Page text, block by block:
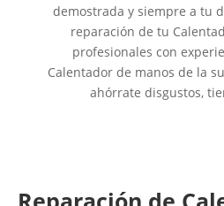
demostrada y siempre a tu
reparación de tu
profesionales con
Calentador de manos de la
ahórrate disgustos,